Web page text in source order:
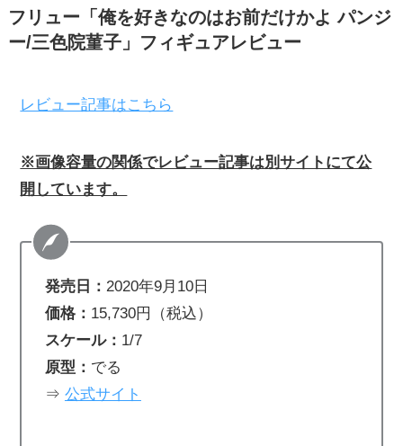
フリュー「俺を好きなのはお前だけかよ パンジ
ー/三色院菫子」フィギュアレビュー
レビュー記事はこちら
※画像容量の関係でレビュー記事は別サイトにて公
開しています。
発売日： 2020年9月10日
価格： 15,730円（税込）
スケール： 1/7
原型： でる
⇒ 公式サイト